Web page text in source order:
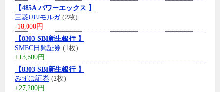
【485A パワーエックス 】
三菱UFJモルガ(2枚)
-18,000円
【8303 SBI新生銀行 】
SMBC日興証券 (1枚)
+13,600円
【8303 SBI新生銀行 】
みずほ証券 (2枚)
+27,200円